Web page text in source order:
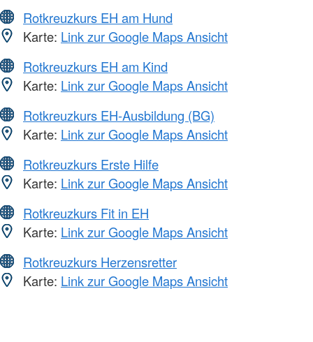
Rotkreuzkurs EH am Hund
Karte: Link zur Google Maps Ansicht
Rotkreuzkurs EH am Kind
Karte: Link zur Google Maps Ansicht
Rotkreuzkurs EH-Ausbildung (BG)
Karte: Link zur Google Maps Ansicht
Rotkreuzkurs Erste Hilfe
Karte: Link zur Google Maps Ansicht
Rotkreuzkurs Fit in EH
Karte: Link zur Google Maps Ansicht
Rotkreuzkurs Herzensretter
Karte: Link zur Google Maps Ansicht